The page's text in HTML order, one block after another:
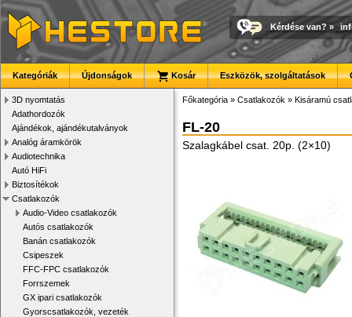
Kérdése van? »
Kategóriák Újdonságok Kosár Eszközök, szolgáltatások
3D nyomtatás
Adathordozók
Ajándékok, ajándékutalványok
Analóg áramkörök
Audiotechnika
Autó HiFi
Biztosítékok
Csatlakozók
Audio-Video csatlakozók
Autós csatlakozók
Banán csatlakozók
Csipeszek
FFC-FPC csatlakozók
Forrszemek
GX ipari csatlakozók
Gyorscsatlakozók, vezeték
Főkategória » Csatlakozók » Kisáramú
FL-20
Szalagkábel csat. 20p. (2×10)